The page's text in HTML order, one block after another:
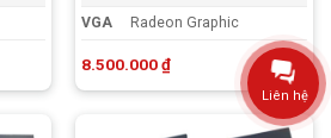
VGA
Radeon Graphic
8.500.000₫
Liên hệ